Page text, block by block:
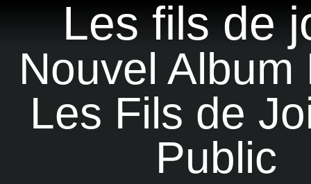
Les fils de
Discographie
Presse
Vidéos
Photos
Textes & partitions
Nouvel Album
Les Fils de
Public